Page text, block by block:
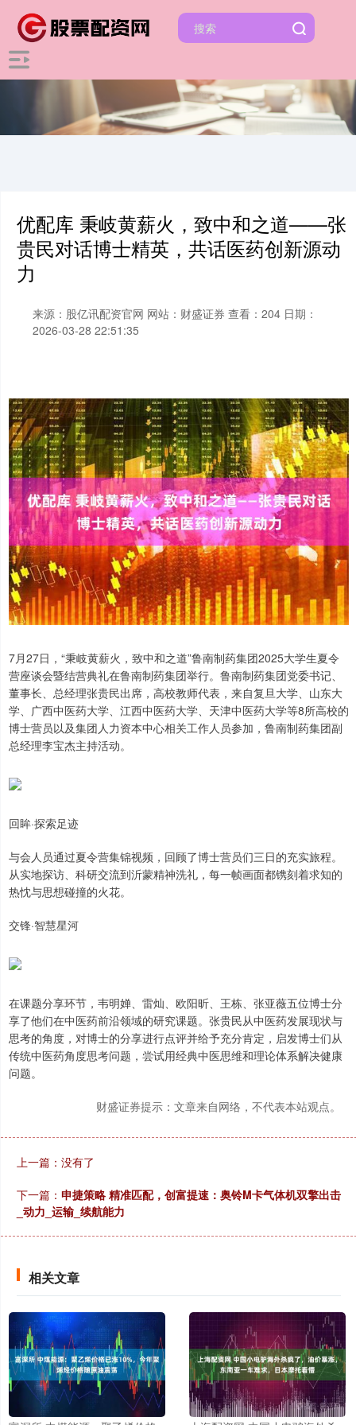
优配库 秉岐黄薪火，致中和之道——张
贵民对话博士精英，共话医药创新源动
力
来源：股亿讯配资官网 网站：财盛证券 查看：204 日期：
2026-03-28 22:51:35
7月27日，“秉岐黄薪火，致中和之道”鲁南制药集团2025大学生夏令
营座谈会暨结营典礼在鲁南制药集团举行。鲁南制药集团党委书记、
董事长、总经理张贵民出席，高校教师代表，来自复旦大学、山东大
学、广西中医药大学、江西中医药大学、天津中医药大学等8所高校的
博士营员以及集团人力资本中心相关工作人员参加，鲁南制药集团副
总经理李宝杰主持活动。
回眸·探索足迹
与会人员通过夏令营集锦视频，回顾了博士营员们三日的充实旅程。
从实地探访、科研交流到沂蒙精神洗礼，每一帧画面都镌刻着求知的
热忱与思想碰撞的火花。
交锋·智慧星河
在课题分享环节，韦明婵、雷灿、欧阳昕、王栋、张亚薇五位博士分
享了他们在中医药前沿领域的研究课题。张贵民从中医药发展现状与
思考的角度，对博士的分享进行点评并给予充分肯定，启发博士们从
传统中医药角度思考问题，尝试用经典中医思维和理论体系解决健康
问题。
财盛证券提示：文章来自网络，不代表本站观点。
上一篇：没有了
下一篇： 申捷策略 精准匹配，创富提速：奥铃M卡气体机双擎出击
_动力_运输_续航能力
相关文章